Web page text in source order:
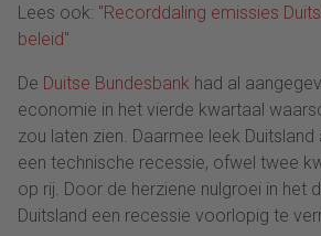
Lees ook: "Recorddaling emissies
beleid"
De Duitse Bundesbank had al
economie in het vierde kwartaal
zou laten zien. Daarmee leek
een technische recessie, ofwel twee
op rij. Door de herziene nulgroei in het
Duitsland een recessie voorlopig te